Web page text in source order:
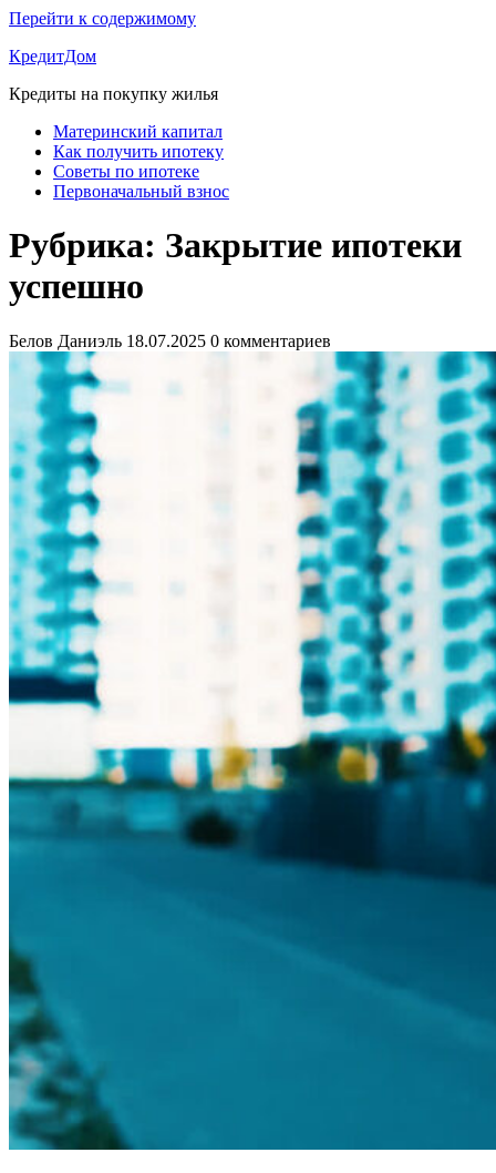
Перейти к содержимому
КредитДом
Кредиты на покупку жилья
Материнский капитал
Как получить ипотеку
Советы по ипотеке
Первоначальный взнос
Рубрика: Закрытие ипотеки
успешно
Белов Даниэль 18.07.2025 0 комментариев